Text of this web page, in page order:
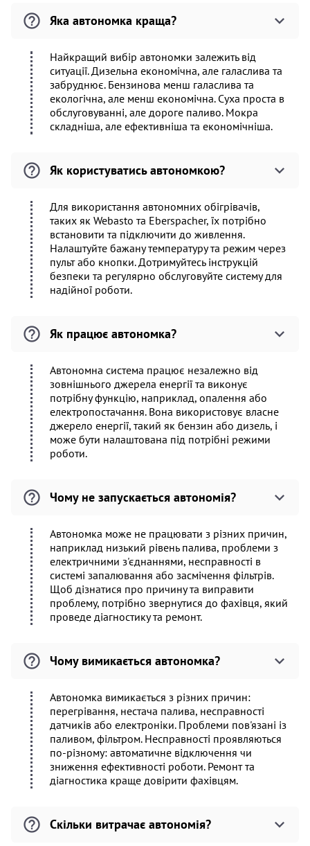
Яка автономка краща?
Найкращий вибір автономки залежить від
ситуації. Дизельна економічна, але галаслива та
забруднює. Бензинова менш галаслива та
екологічна, але менш економічна. Суха проста в
обслуговуванні, але дороге паливо. Мокра
складніша, але ефективніша та економічніша.
Як користуватись автономкою?
Для використання автономних обігрівачів,
таких як Webasto та Eberspacher, їх потрібно
встановити та підключити до живлення.
Налаштуйте бажану температуру та режим через
пульт або кнопки. Дотримуйтесь інструкцій
безпеки та регулярно обслуговуйте систему для
надійної роботи.
Як працює автономка?
Автономна система працює незалежно від
зовнішнього джерела енергії та виконує
потрібну функцію, наприклад, опалення або
електропостачання. Вона використовує власне
джерело енергії, такий як бензин або дизель, і
може бути налаштована під потрібні режими
роботи.
Чому не запускається автономія?
Автономка може не працювати з різних причин,
наприклад низький рівень палива, проблеми з
електричними з'єднаннями, несправності в
системі запалювання або засмічення фільтрів.
Щоб дізнатися про причину та виправити
проблему, потрібно звернутися до фахівця, який
проведе діагностику та ремонт.
Чому вимикається автономка?
Автономка вимикається з різних причин:
перегрівання, нестача палива, несправності
датчиків або електроніки. Проблеми пов'язані із
паливом, фільтром. Несправності проявляються
по-різному: автоматичне відключення чи
зниження ефективності роботи. Ремонт та
діагностика краще довірити фахівцям.
Скільки витрачає автономія?